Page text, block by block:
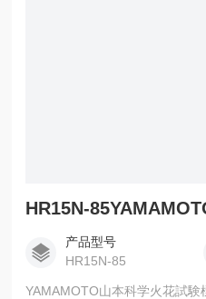
产品型号
HR15N-85
YAMAMOTO山本科学火花試